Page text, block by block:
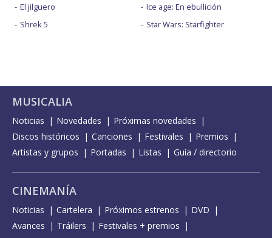
El jilguero
Shrek 5
Ice age: En ebullición
Star Wars: Starfighter
MUSICALIA
Noticias Novedades
Próximas novedades
Discos históricos
Canciones Festivales
Premios
Artistas y grupos
Portadas Listas Guía / directorio
CINEMANÍA
Noticias Cartelera Próximos estrenos
DVD
Avances
Tráilers
Festivales + premios